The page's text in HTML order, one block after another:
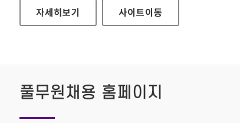
한국전력공사 홈페이지
자세히보기 사이트이동
풀무원채용 홈페이지